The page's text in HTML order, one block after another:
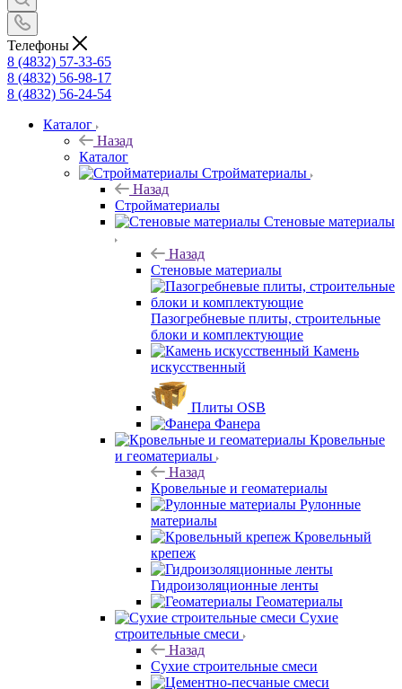
Телефоны
8 (4832) 57-33-65
8 (4832) 56-98-17
8 (4832) 56-24-54
Каталог
Назад
Каталог
Стройматериалы
Назад
Стройматериалы
Стеновые материалы
Назад
Стеновые материалы
Пазогребневые плиты, строительные
блоки и комплектующие
Камень
искусственный
Плиты OSB
Фанера
Кровельные
и геоматериалы
Назад
Кровельные и геоматериалы
Рулонные
материалы
Кровельный
крепеж
Гидроизоляционные ленты
Геоматериалы
Сухие
строительные смеси
Назад
Сухие строительные смеси